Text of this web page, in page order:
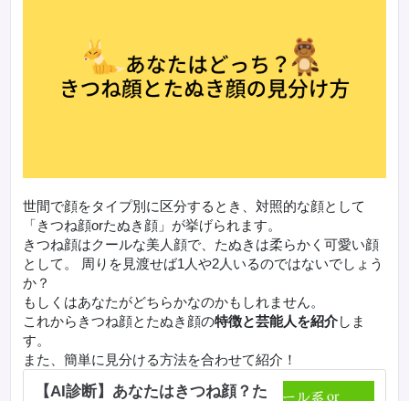
世間で顔をタイプ別に区分するとき、対照的な顔として
「きつね顔orたぬき顔」が挙げられます。
きつね顔はクールな美人顔で、たぬきは柔らかく可愛い顔
として。 周りを見渡せば1人や2人いるのではないでしょう
か？
もしくはあなたがどちらかなのかもしれません。
これからきつね顔とたぬき顔の特徴と芸能人を紹介しま
す。
また、簡単に見分ける方法を合わせて紹介！
【AI診断】あなたはきつね顔？た